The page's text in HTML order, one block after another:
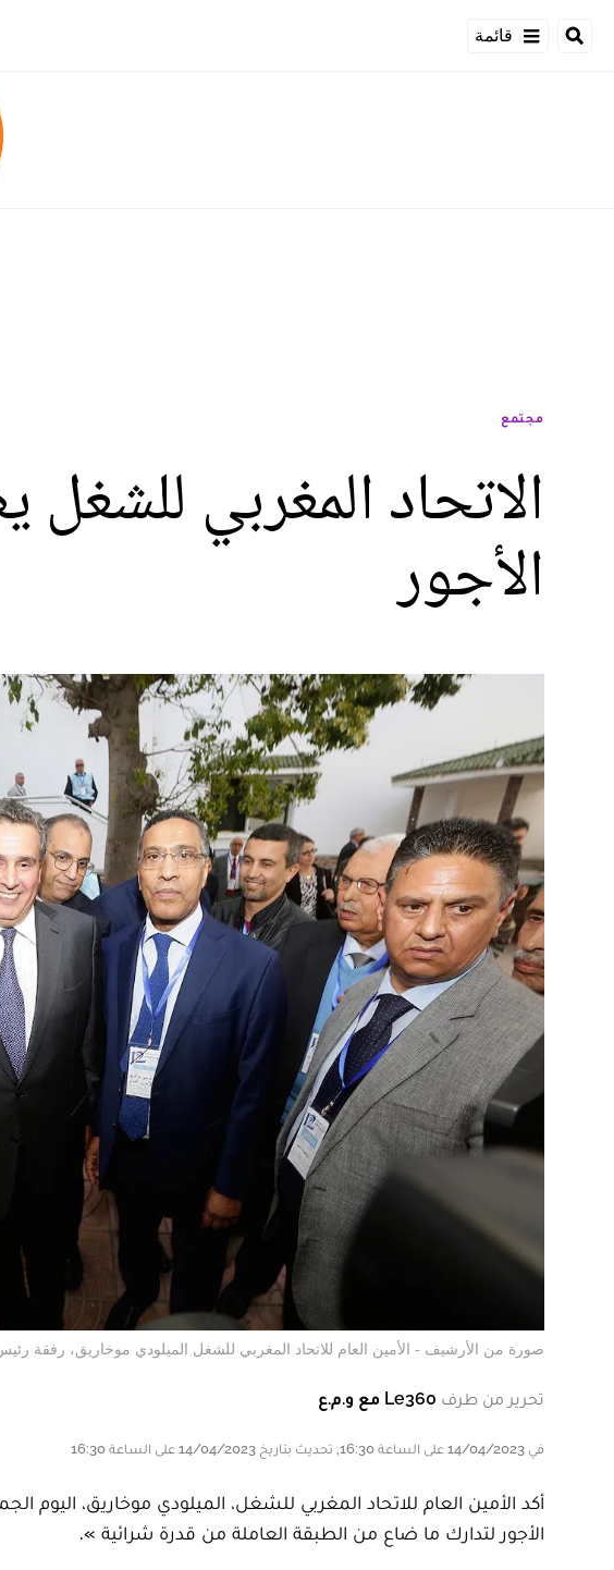
قائمة
مجتمع
الاتحاد المغربي
الأجور
صورة من الأرشيف - الأمين العام للاتحاد المغربي للشغل الميلودي موخاريق، رفقة
تحرير من طرف Le360 مع و.م.ع
في 14/04/2023 على الساعة 16:30, تحديث بتاريخ 14/04/2023 على الساعة 16:30
أكد الأمين العام للاتحاد المغربي للشغل، الميلودي موخاريق، اليوم
الأجور لتدارك ما ضاع من الطبقة العاملة من قدرة شرائية ».